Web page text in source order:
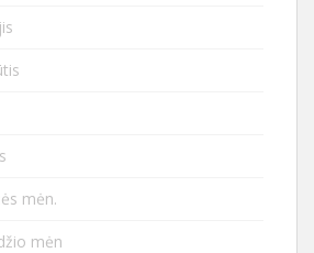
mėn.
mėn